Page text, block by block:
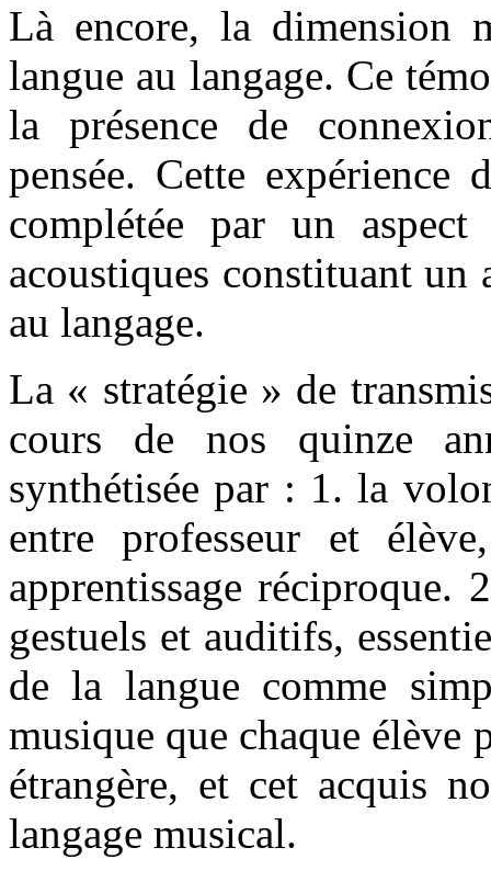
Là encore, la dimension
langue au langage. Ce
la présence de
pensée. Cette
complétée par un
acoustiques constituant un
au langage.
La « stratégie » de
cours de nos quinze
synthétisée par : 1. la
entre professeur et
apprentissage réciproque.
gestuels et auditifs,
de la langue comme
musique que chaque élève
étrangère, et cet acquis
langage musical.